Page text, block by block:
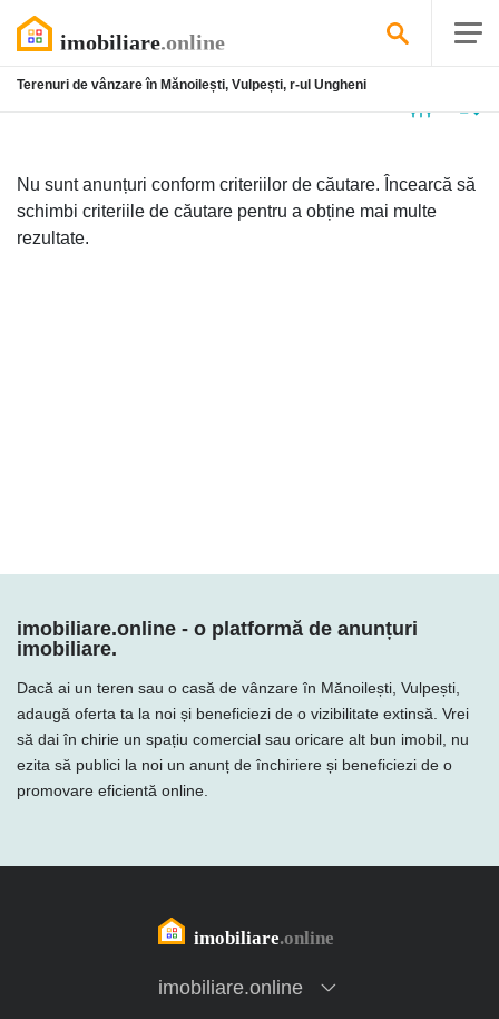
Terenuri de vânzare în Mănoilești, Vulpești, r-ul Ungheni
Nu sunt anunțuri conform criteriilor de căutare. Încearcă să
schimbi criteriile de căutare pentru a obține mai multe
rezultate.
imobiliare.online - o platformă de anunțuri
imobiliare.
Dacă ai un teren sau o casă de vânzare în Mănoilești, Vulpești,
adaugă oferta ta la noi și beneficiezi de o vizibilitate extinsă. Vrei
să dai în chirie un spațiu comercial sau oricare alt bun imobil, nu
ezita să publici la noi un anunț de închiriere și beneficiezi de o
promovare eficientă online.
imobiliare.online